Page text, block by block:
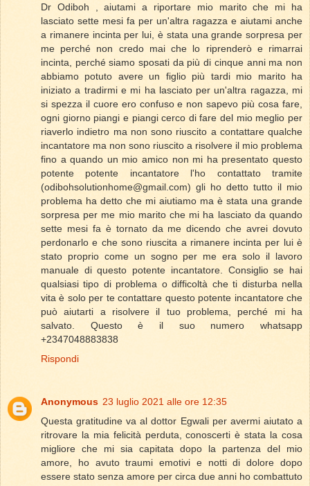
Dr Odiboh , aiutami a riportare mio marito che mi ha
lasciato sette mesi fa per un'altra ragazza e aiutami anche
a rimanere incinta per lui, è stata una grande sorpresa per
me perché non credo mai che lo riprenderò e rimarrai
incinta, perché siamo sposati da più di cinque anni ma non
abbiamo potuto avere un figlio più tardi mio marito ha
iniziato a tradirmi e mi ha lasciato per un'altra ragazza, mi
si spezza il cuore ero confuso e non sapevo più cosa fare,
ogni giorno piangi e piangi cerco di fare del mio meglio per
riaverlo indietro ma non sono riuscito a contattare qualche
incantatore ma non sono riuscito a risolvere il mio problema
fino a quando un mio amico non mi ha presentato questo
potente potente incantatore l'ho contattato tramite
(odibohsolutionhome@gmail.com) gli ho detto tutto il mio
problema ha detto che mi aiutiamo ma è stata una grande
sorpresa per me mio marito che mi ha lasciato da quando
sette mesi fa è tornato da me dicendo che avrei dovuto
perdonarlo e che sono riuscita a rimanere incinta per lui è
stato proprio come un sogno per me era solo il lavoro
manuale di questo potente incantatore. Consiglio se hai
qualsiasi tipo di problema o difficoltà che ti disturba nella
vita è solo per te contattare questo potente incantatore che
può aiutarti a risolvere il tuo problema, perché mi ha
salvato. Questo è il suo numero whatsapp
+2347048883838
Rispondi
Anonymous 23 luglio 2021 alle ore 12:35
Questa gratitudine va al dottor Egwali per avermi aiutato a
ritrovare la mia felicità perduta, conoscerti è stata la cosa
migliore che mi sia capitata dopo la partenza del mio
amore, ho avuto traumi emotivi e notti di dolore dopo
essere stato senza amore per circa due anni ho combattuto